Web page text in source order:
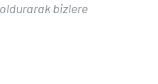
bizlere